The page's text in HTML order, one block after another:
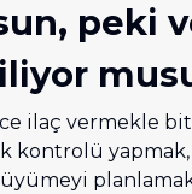
peki
ilaç vermekle
kontrolü yapmak,